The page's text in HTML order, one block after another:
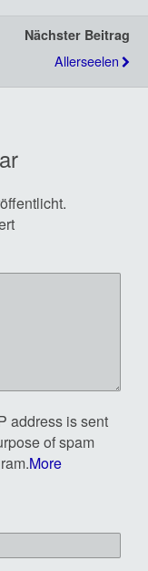
Nächster Beitrag
Allerseelen
address is sent
of spam
More